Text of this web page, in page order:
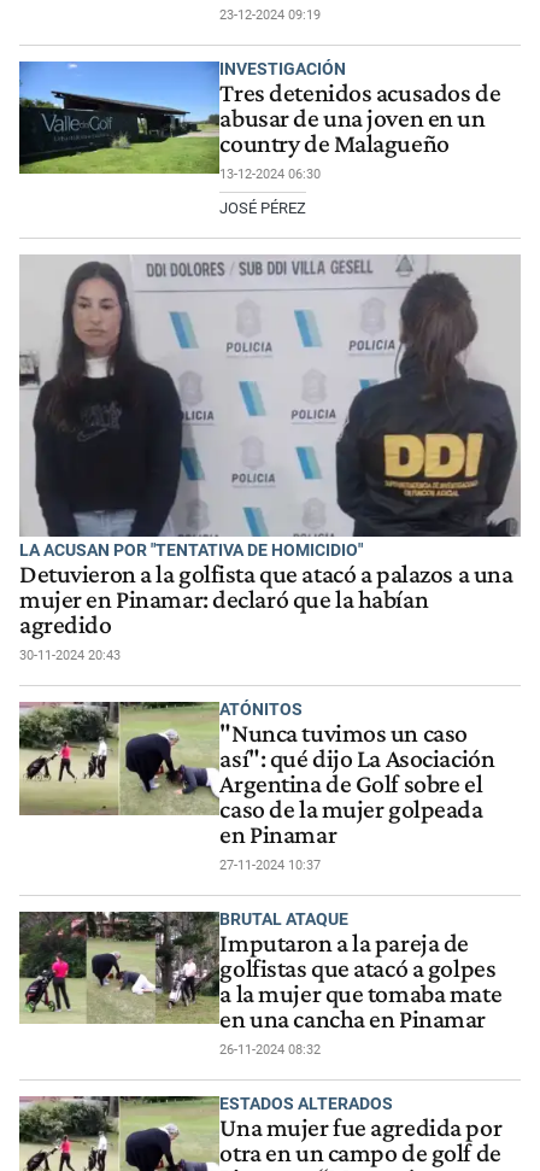
23-12-2024 09:19
INVESTIGACIÓN
Tres detenidos acusados de
abusar de una joven en un
country de Malagueño
13-12-2024 06:30
JOSÉ PÉREZ
LA ACUSAN POR "TENTATIVA DE HOMICIDIO"
Detuvieron a la golfista que atacó a palazos a una
mujer en Pinamar: declaró que la habían
agredido
30-11-2024 20:43
ATÓNITOS
"Nunca tuvimos un caso
así": qué dijo La Asociación
Argentina de Golf sobre el
caso de la mujer golpeada
en Pinamar
27-11-2024 10:37
BRUTAL ATAQUE
Imputaron a la pareja de
golfistas que atacó a golpes
a la mujer que tomaba mate
en una cancha en Pinamar
26-11-2024 08:32
ESTADOS ALTERADOS
Una mujer fue agredida por
otra en un campo de golf de